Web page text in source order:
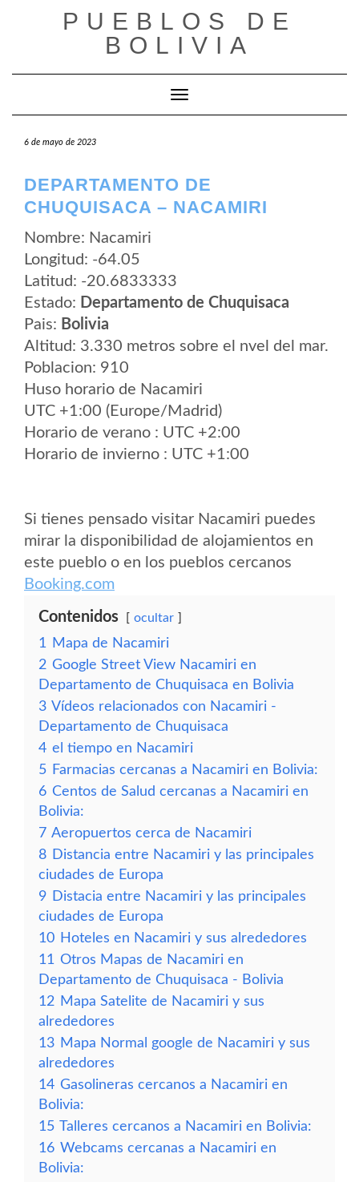
PUEBLOS DE
BOLIVIA
Cambiar modo de navegación
6 de mayo de 2023
DEPARTAMENTO DE
CHUQUISACA – NACAMIRI
Nombre: Nacamiri
Longitud: -64.05
Latitud: -20.6833333
Estado: Departamento de Chuquisaca
Pais: Bolivia
Altitud: 3.330 metros sobre el nvel del mar.
Poblacion: 910
Huso horario de Nacamiri
UTC +1:00 (Europe/Madrid)
Horario de verano : UTC +2:00
Horario de invierno : UTC +1:00
Si tienes pensado visitar Nacamiri puedes
mirar la disponibilidad de alojamientos en
este pueblo o en los pueblos cercanos
Booking.com
Contenidos ocultar
1
Mapa de Nacamiri
2 Google Street View Nacamiri en
Departamento de Chuquisaca en Bolivia
3 Vídeos relacionados con Nacamiri -
Departamento de Chuquisaca
4 el tiempo en Nacamiri
5 Farmacias cercanas a Nacamiri en Bolivia:
6 Centos de Salud cercanas a Nacamiri en
Bolivia:
7 Aeropuertos cerca de Nacamiri
8 Distancia entre Nacamiri y las principales
ciudades de Europa
9 Distacia entre Nacamiri y las principales
ciudades de Europa
10 Hoteles en Nacamiri y sus alrededores
11 Otros Mapas de Nacamiri en
Departamento de Chuquisaca - Bolivia
12 Mapa Satelite de Nacamiri y sus
alrededores
13 Mapa Normal google de Nacamiri y sus
alrededores
14 Gasolineras cercanos a Nacamiri en
Bolivia:
15 Talleres cercanos a Nacamiri en Bolivia:
16 Webcams cercanas a Nacamiri en
Bolivia: